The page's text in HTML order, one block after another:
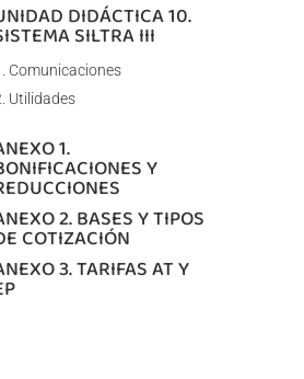
DIDÁCTICA 10.
SILTRA III
Comunicaciones
Utilidades
1.
Y
2. BASES Y TIPOS
COTIZACIÓN
3. TARIFAS AT Y